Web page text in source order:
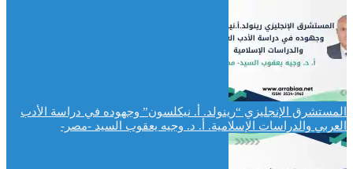
المستشرق الإنجليزي “رينولد. أ. نيكلسون” وجهوده في دراسة الأدب
العربي والدراسات الإسلامية. أ. د. وجيه يعقوب السيد -مصر-